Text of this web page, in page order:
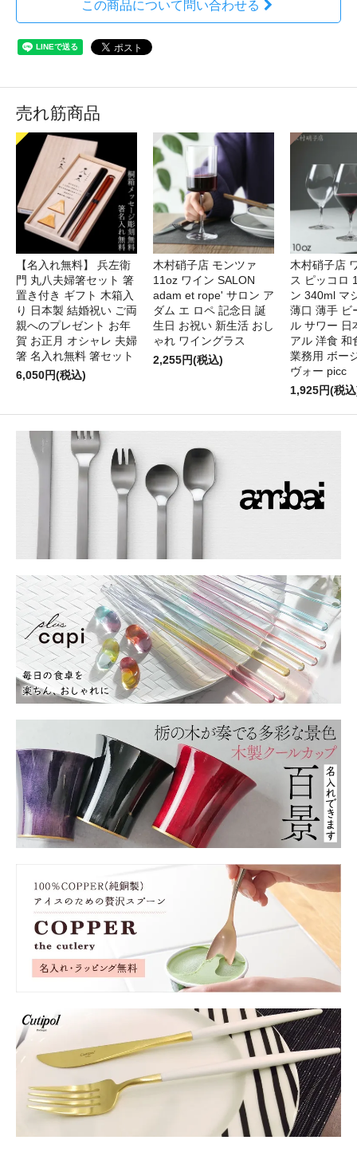
この商品について問い合わせる
売れ筋商品
【名入れ無料】 兵左衛
門 丸八夫婦箸セット 箸
置き付き ギフト 木箱入
り 日本製 結婚祝い ご両
親へのプレゼント お年
賀 お正月 オシャレ 夫婦
箸 名入れ無料 箸セット
6,050円(税込)
木村硝子店 モンツァ
11oz ワイン SALON
adam et rope' サロン ア
ダム エ ロペ 記念日 誕
生日 お祝い 新生活 おし
ゃれ ワイングラス
2,255円(税込)
木村硝子店
ス ピッコロ
ン 340ml マ
薄口 薄手 ビ
ル サワー 日
アル 洋食 和
業務用 ボー
ヴォー picc
1,925円(税